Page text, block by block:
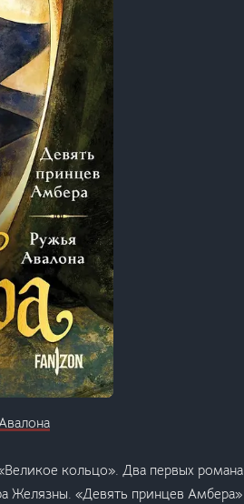
кольцо». Два первых романа
Желязны. «Девять принцев Амбера»